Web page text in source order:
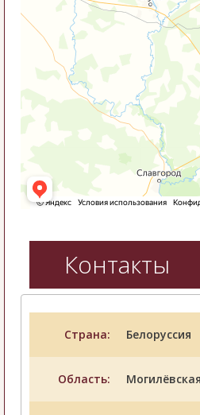
Контакты
Страна: Белоруссия
Область: